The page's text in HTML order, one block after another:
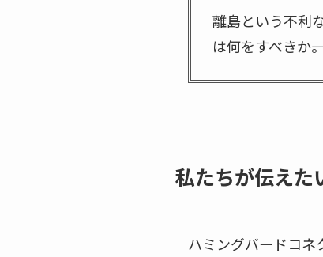
離島という不利
は何をすべきか――
私たちが伝えた
ハミングバードコネ